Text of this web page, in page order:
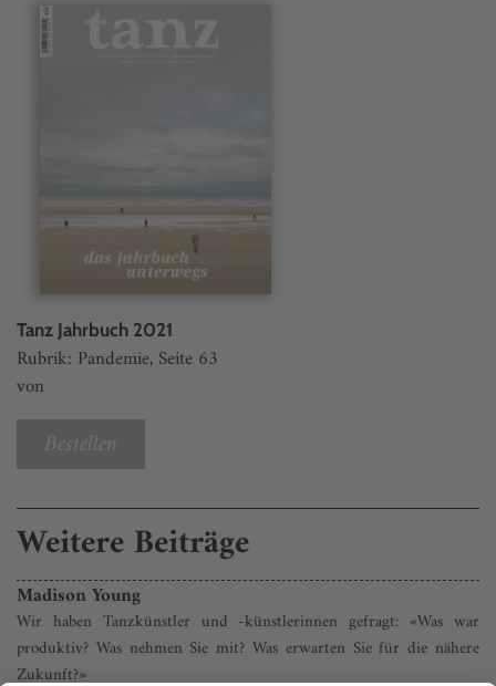
Tanz Jahrbuch 2021
Rubrik: Pandemie, Seite 63
von
Bestellen
Weitere Beiträge
Madison Young
Wir haben Tanzkünstler und -künstlerinnen gefragt: «Was war
produktiv? Was nehmen Sie mit? Was erwarten Sie für die nähere
Zukunft?»